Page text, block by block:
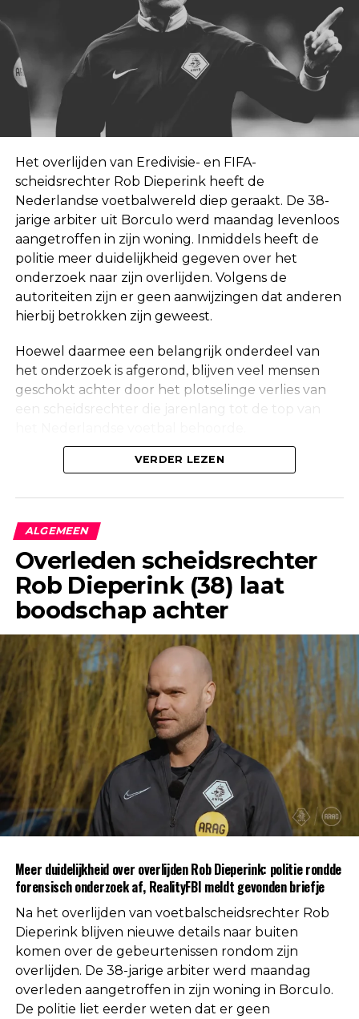
Het overlijden van Eredivisie- en FIFA-
scheidsrechter Rob Dieperink heeft de
Nederlandse voetbalwereld diep geraakt. De 38-
jarige arbiter uit Borculo werd maandag levenloos
aangetroffen in zijn woning. Inmiddels heeft de
politie meer duidelijkheid gegeven over het
onderzoek naar zijn overlijden. Volgens de
autoriteiten zijn er geen aanwijzingen dat anderen
hierbij betrokken zijn geweest.
Hoewel daarmee een belangrijk onderdeel van
het onderzoek is afgerond, blijven veel mensen
geschokt achter door het plotselinge verlies van
een scheidsrechter die jarenlang tot de top van
Onderzoek na vondst in woning
Maandag werd in een woning aan de Korte
Molenstraat in Borculo een overleden persoon
aangetroffen. Kort daarna bevestigde de politie
dat er onderzoek werd gedaan naar de
omstandigheden van het overlijden.
Ook een forensisch onderzoeksteam kwam ter
plaatse om de situatie zorgvuldig in kaart te
brengen. Dergelijke onderzoeken maken
standaard deel uit van een procedure wanneer de
oorzaak van een overlijden nog niet direct
duidelijk is.
Na afronding van de eerste onderzoeksfase liet de
politie weten dat er geen aanwijzingen zijn
gevonden voor betrokkenheid van andere
personen. Daarmee is die mogelijkheid volgens de
autoriteiten uitgesloten.
worden geen verdere mededelingen gedaan over
de doodsoorzaak.
Een vaste waarde in de Nederlandse
arbitrage
Met het overlijden van Rob Dieperink verliest het
VERDER LEZEN
ALGEMEEN
Overleden scheidsrechter
Rob Dieperink (38) laat
boodschap achter
Meer duidelijkheid over overlijden Rob Dieperink: politie rondde
forensisch onderzoek af, RealityFBI meldt gevonden briefje
Na het overlijden van voetbalscheidsrechter Rob
Dieperink blijven nieuwe details naar buiten
komen over de gebeurtenissen rondom zijn
overlijden. De 38-jarige arbiter werd maandag
overleden aangetroffen in zijn woning in Borculo.
De politie liet eerder weten dat er geen